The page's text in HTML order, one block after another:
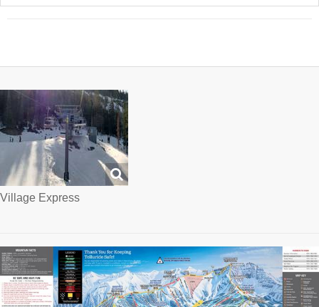
Village Express